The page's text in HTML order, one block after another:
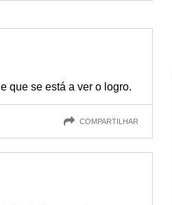
que se está a ver o logro.
COMPARTILHAR